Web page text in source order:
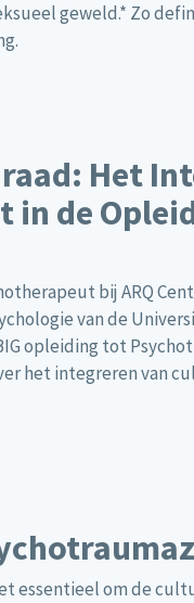
geweld.* Zo
Het
in de
bij ARQ
van de
opleiding tot
het integreren van
essentieel om de